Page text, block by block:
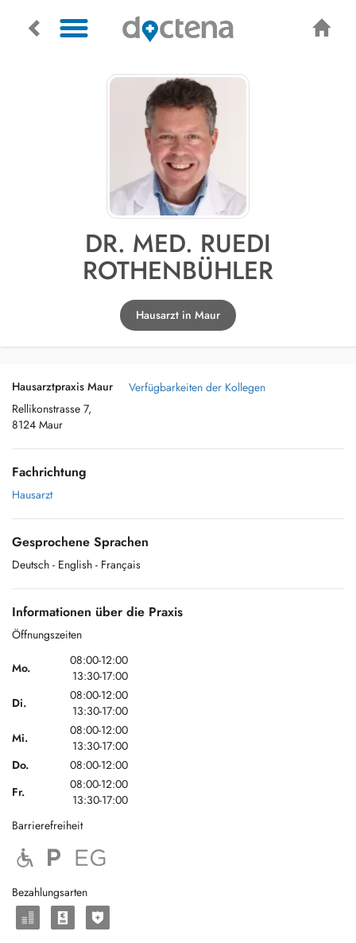
DR. MED. RUEDI
ROTHENBÜHLER
Hausarzt in Maur
Hausarztpraxis Maur
Rellikonstrasse 7,
8124 Maur
Verfügbarkeiten der Kollegen
Fachrichtung
Hausarzt
Gesprochene Sprachen
Deutsch - English - Français
Informationen über die Praxis
Öffnungszeiten
Mo.
08:00-12:00
13:30-17:00
Di.
08:00-12:00
13:30-17:00
Mi.
08:00-12:00
13:30-17:00
Do.
08:00-12:00
Fr.
08:00-12:00
13:30-17:00
Barrierefreiheit
Bezahlungsarten